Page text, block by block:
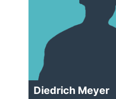
Diedrich Meyer